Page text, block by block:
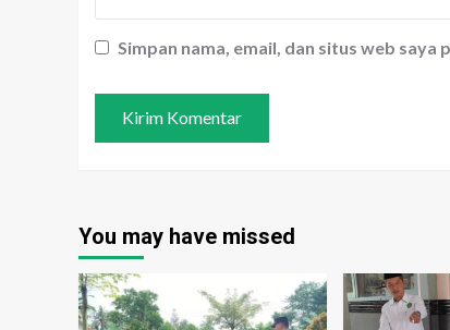
Simpan nama, email, dan situs web
You may have missed